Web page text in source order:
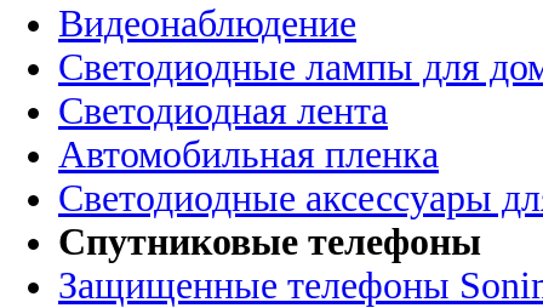
Видеонаблюдение
Светодиодные лампы для
Светодиодная лента
Автомобильная пленка
Светодиодные аксессуары
Спутниковые телефоны
Защищенные телефоны